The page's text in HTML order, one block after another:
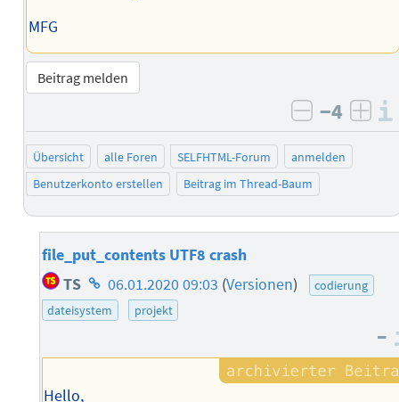
MFG
Beitrag melden
negativ
−4
Übersicht alle Foren SELFHTML-Forum
anmelden
Benutzerkonto erstellen
Beitrag im Thread-Baum
file_put_contents UTF8 crash
TS Homepage
des
06.01.2020 09:03 (Versionen)
codierung
dateisystem
projekt
–
Hello,